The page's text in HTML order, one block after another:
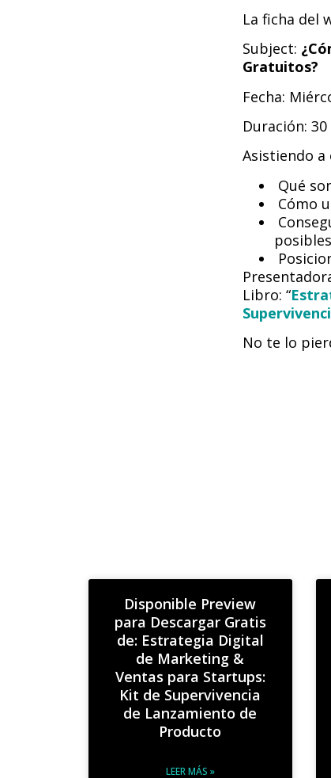
La ficha del
Subject:
Gratuitos?
Fecha:
Duración:
Asistiendo
Qué
Cómo
Libro: “
No te lo
Disponible Preview
para Descargar Gratis
de: Estrategia Digital
de Marketing &
Ventas para Startups:
Kit de Supervivencia
de Lanzamiento de
Producto
LEER MÁS »